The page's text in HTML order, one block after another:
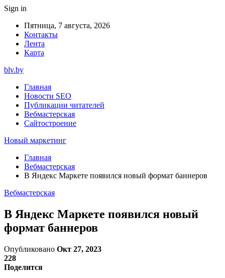
Sign in
Пятница, 7 августа, 2026
Контакты
Лента
Карта
blv.by
Главная
Новости SEO
Публикации читателей
Вебмастерская
Сайтостроение
Новый маркетинг
Главная
Вебмастерская
В Яндекс Маркете появился новый формат баннеров
Вебмастерская
В Яндекс Маркете появился новый
формат баннеров
Опубликовано Окт 27, 2023
228
Поделится